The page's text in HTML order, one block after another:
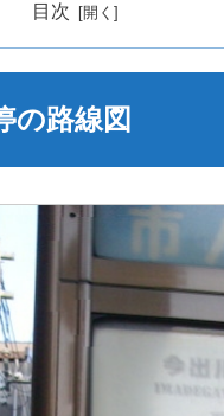
目次
の路線図